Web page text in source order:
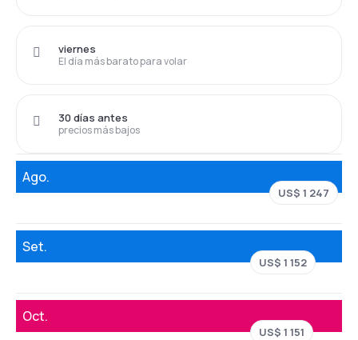
El día más barato para volar
viernes
precios más bajos
30 días antes
Ago.
US$ 1 247
Set.
US$ 1 152
Oct.
US$ 1 151